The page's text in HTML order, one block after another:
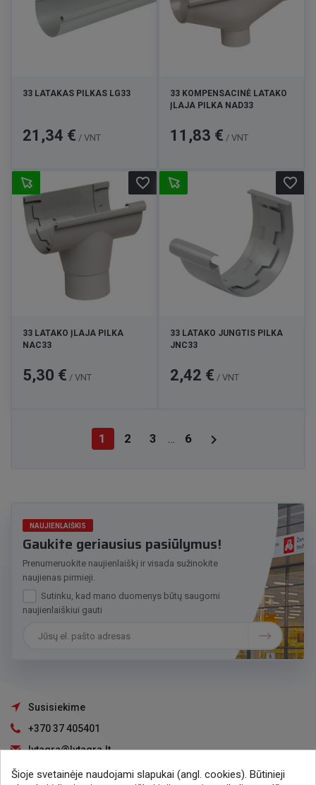
33 LATAKAS PILKAS LG33
Kaina
21,34 € / VNT
33 KOMPENSACINĖ LATAKO
ĮLAJA PILKA NAD33
Kaina
11,83 € / VNT
33 LATAKO ĮLAJA PILKA
NAC33
Kaina
5,30 € / VNT
favorite_border
33 LATAKO JUNGTIS PILKA
JNC33
Kaina
2,42 € / VNT
favorite_border
1 2 3 … 6 
NAUJIENLAIŠKIS
Gaukite geriausius pasiūlymus!
Prenumeruokite naujienlaiškį ir visada sužinokite
naujienas pirmieji.
Sutinku, kad mano duomenys būtų saugomi
naujienlaiškiui gauti
Susisiekime
+370 37 405401
lytagra@lytagra.lt
Šioje svetainėje naudojami slapukai (angl. cookies). Būtinieji